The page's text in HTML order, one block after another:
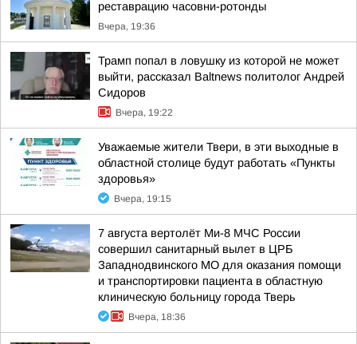
реставрацию часовни-ротонды
Вчера, 19:36
Трамп попал в ловушку из которой не может
выйти, рассказал Baltnews политолог Андрей
Сидоров
Вчера, 19:22
Уважаемые жители Твери, в эти выходные в
областной столице будут работать «Пункты
здоровья»
Вчера, 19:15
7 августа вертолёт Ми-8 МЧС России
совершил санитарный вылет в ЦРБ
Западнодвинского МО для оказания помощи
и транспортировки пациента в областную
клиническую больницу города Тверь
Вчера, 18:36